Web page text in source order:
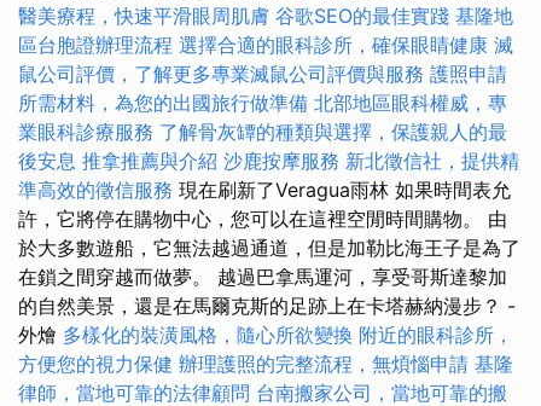
醫美療程，快速平滑眼周肌膚 谷歌SEO的最佳實踐 基隆地
區台胞證辦理流程 選擇合適的眼科診所，確保眼睛健康 滅
鼠公司評價，了解更多專業滅鼠公司評價與服務 護照申請
所需材料，為您的出國旅行做準備 北部地區眼科權威，專
業眼科診療服務 了解骨灰罈的種類與選擇，保護親人的最
後安息 推拿推薦與介紹 沙鹿按摩服務 新北徵信社，提供精
準高效的徵信服務 現在刷新了Veragua雨林 如果時間表允
許，它將停在購物中心，您可以在這裡空閒時間購物。 由
於大多數遊船，它無法越過通道，但是加勒比海王子是為了
在鎖之間穿越而做夢。 越過巴拿馬運河，享受哥斯達黎加
的自然美景，還是在馬爾克斯的足跡上在卡塔赫納漫步？ -
外燴 多樣化的裝潢風格，隨心所欲變換 附近的眼科診所，
方便您的視力保健 辦理護照的完整流程，無煩惱申請 基隆
律師，當地可靠的法律顧問 台南搬家公司，當地可靠的搬